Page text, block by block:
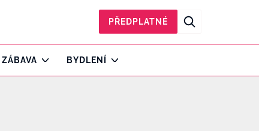
PŘEDPLATNÉ
ZÁBAVA BYDLENÍ